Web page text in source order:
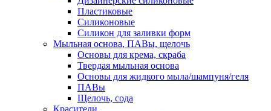
Пластиковые
Силиконовые
Силикон для заливки форм
Мыльная основа, ПАВы, щелочь
Основы для крема, скраба
Твердая мыльная основа
Основы для жидкого мыла/шампуня/геля
ПАВы
Щелочь, сода
Красители